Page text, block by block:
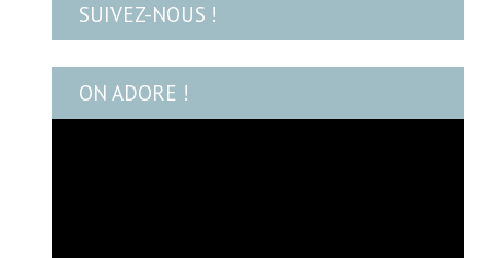
SUIVEZ-NOUS !
ON ADORE !